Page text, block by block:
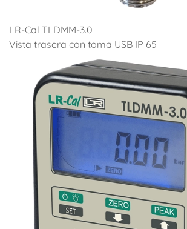
LR-Cal TLDMM-3.0
Vista trasera con toma USB IP 65